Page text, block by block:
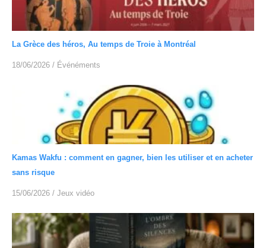
La Grèce des héros, Au temps de Troie à Montréal
18/06/2026 / Événéments
Kamas Wakfu : comment en gagner, bien les utiliser et en acheter
sans risque
15/06/2026 / Jeux vidéo